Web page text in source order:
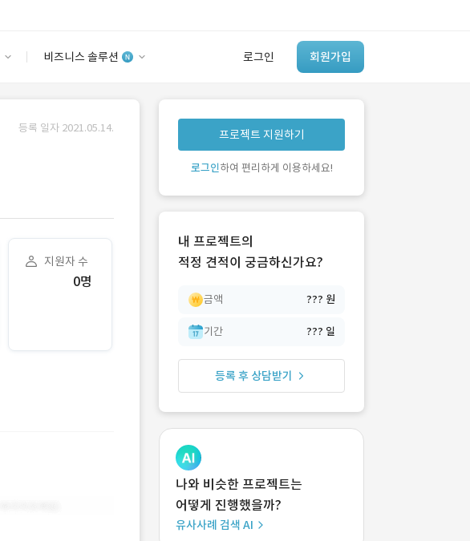
비즈니스 솔루션 로그인 회원가입
안심 코드 케어
유사사례 검색 AI
‘이런 거’ 만들어본
개발 회사 있어?
등록 일자 2021.05.14.
지원자 수
0명
프로젝트 지원하기
로그인하여 편리하게 이용하세요!
내 프로젝트의
적정 견적이 궁금하신가요?
금액 ??? 원
기간 ??? 일
등록 후 상담받기
나와 비슷한 프로젝트는
어떻게 진행했을까?
유사사례 검색 AI